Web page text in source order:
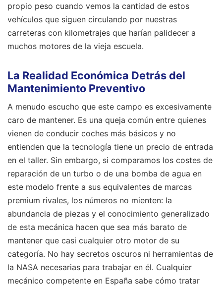
propio peso cuando vemos la cantidad de estos
vehículos que siguen circulando por nuestras
carreteras con kilometrajes que harían palidecer a
muchos motores de la vieja escuela.
La Realidad Económica Detrás del
Mantenimiento Preventivo
A menudo escucho que este campo es excesivamente
caro de mantener. Es una queja común entre quienes
vienen de conducir coches más básicos y no
entienden que la tecnología tiene un precio de entrada
en el taller. Sin embargo, si comparamos los costes de
reparación de un turbo o de una bomba de agua en
este modelo frente a sus equivalentes de marcas
premium rivales, los números no mienten: la
abundancia de piezas y el conocimiento generalizado
de esta mecánica hacen que sea más barato de
mantener que casi cualquier otro motor de su
categoría. No hay secretos oscuros ni herramientas de
la NASA necesarias para trabajar en él. Cualquier
mecánico competente en España sabe cómo tratar